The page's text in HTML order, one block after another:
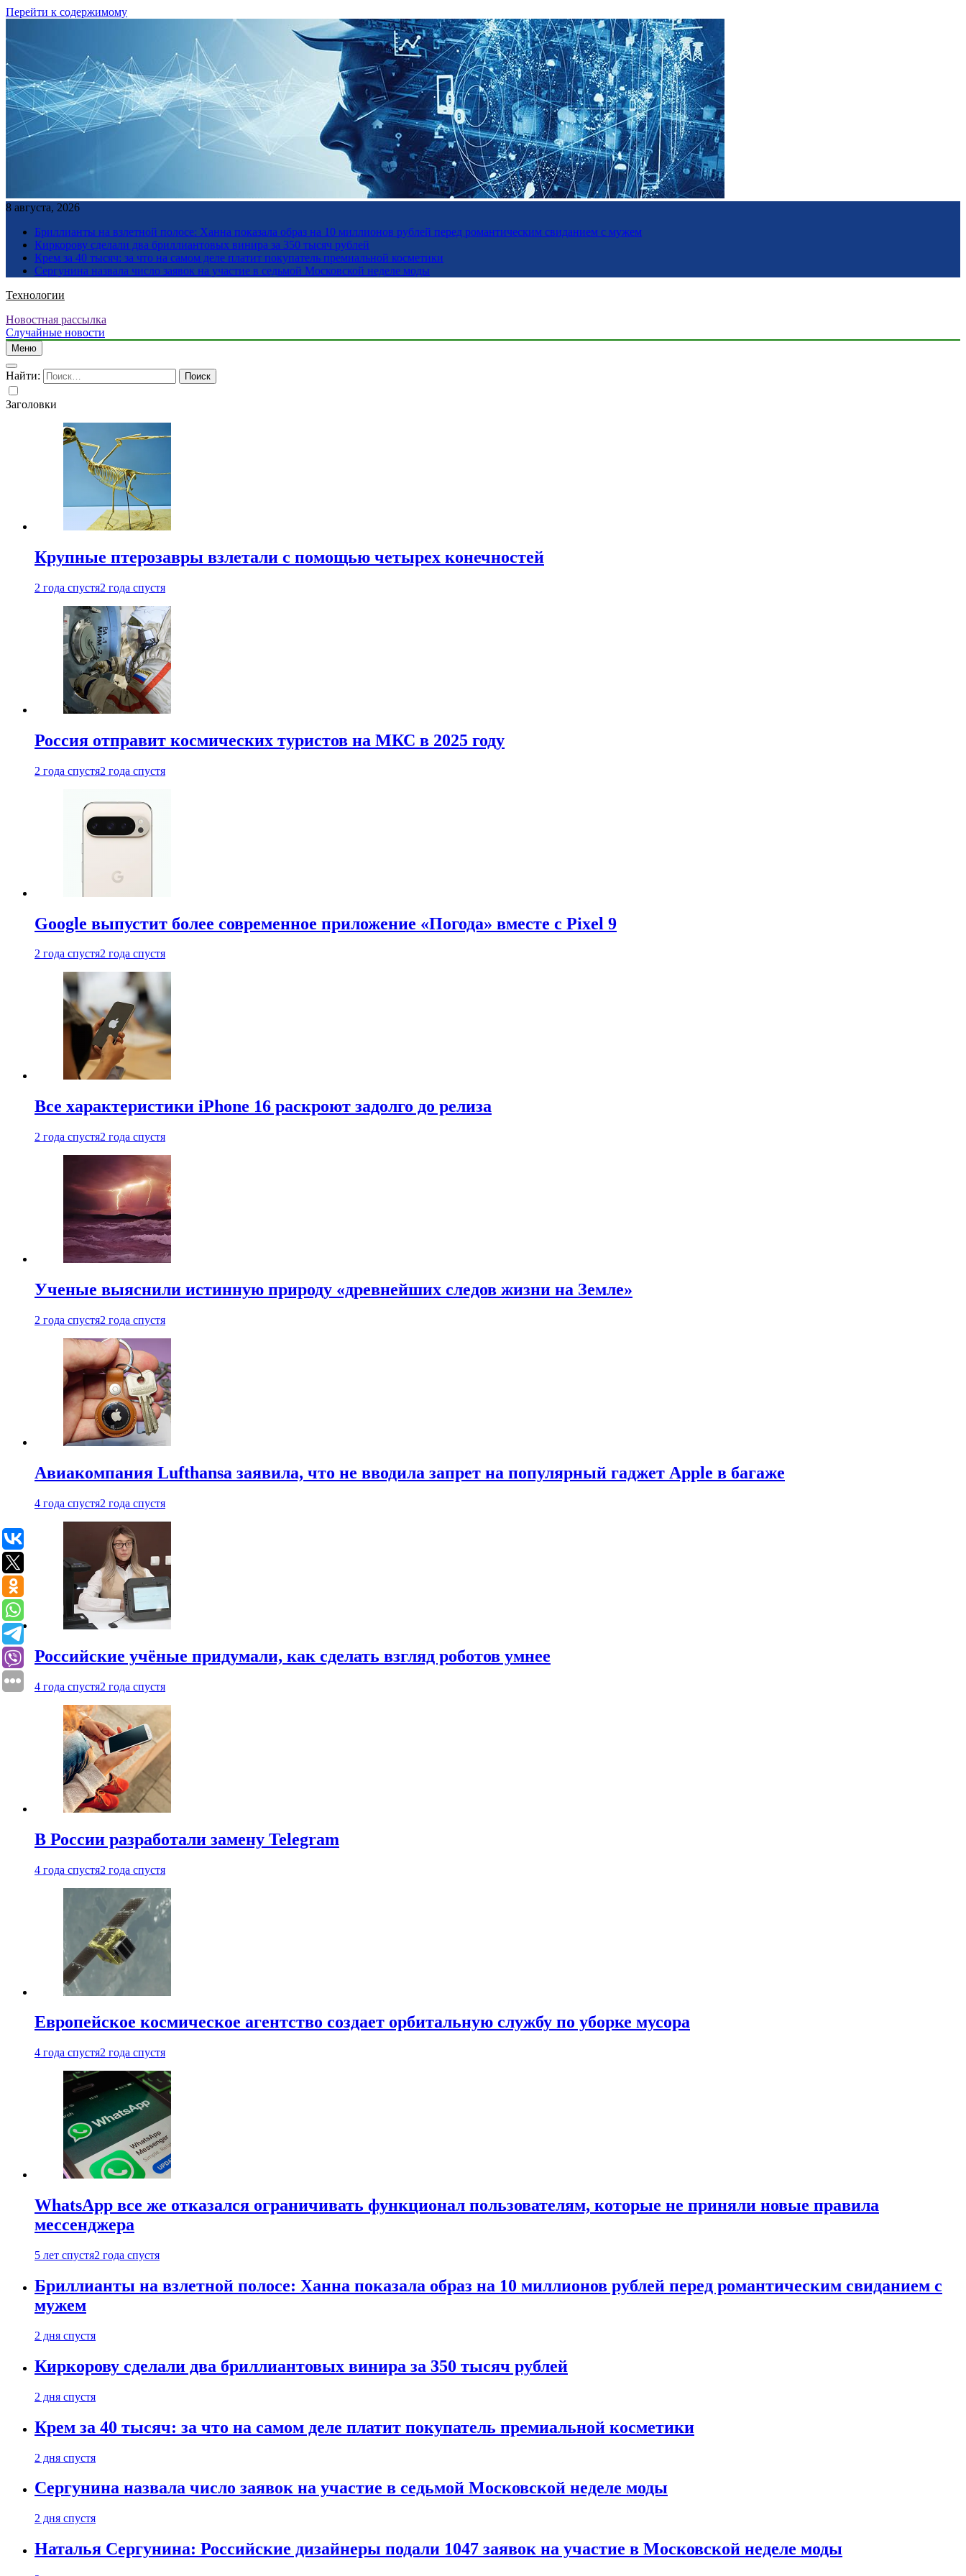
Перейти к содержимому
8 августа, 2026
Бриллианты на взлетной полосе: Ханна показала образ на 10 миллионов рублей перед романтическим свиданием с мужем
Киркорову сделали два бриллиантовых винира за 350 тысяч рублей
Крем за 40 тысяч: за что на самом деле платит покупатель премиальной косметики
Сергунина назвала число заявок на участие в седьмой Московской неделе моды
Технологии
Новостная рассылка
Случайные новости
Меню
Найти:
Заголовки
Крупные птерозавры взлетали с помощью четырех конечностей
2 года спустя2 года спустя
Россия отправит космических туристов на МКС в 2025 году
2 года спустя2 года спустя
Google выпустит более современное приложение «Погода» вместе с Pixel 9
2 года спустя2 года спустя
Все характеристики iPhone 16 раскроют задолго до релиза
2 года спустя2 года спустя
Ученые выяснили истинную природу «древнейших следов жизни на Земле»
2 года спустя2 года спустя
Авиакомпания Lufthansa заявила, что не вводила запрет на популярный гаджет Apple в багаже
4 года спустя2 года спустя
Российские учёные придумали, как сделать взгляд роботов умнее
4 года спустя2 года спустя
В России разработали замену Telegram
4 года спустя2 года спустя
Европейское космическое агентство создает орбитальную службу по уборке мусора
4 года спустя2 года спустя
WhatsApp все же отказался ограничивать функционал пользователям, которые не приняли новые правила
мессенджера
5 лет спустя2 года спустя
Бриллианты на взлетной полосе: Ханна показала образ на 10 миллионов рублей перед романтическим свиданием с
мужем
2 дня спустя
Киркорову сделали два бриллиантовых винира за 350 тысяч рублей
2 дня спустя
Крем за 40 тысяч: за что на самом деле платит покупатель премиальной косметики
2 дня спустя
Сергунина назвала число заявок на участие в седьмой Московской неделе моды
2 дня спустя
Наталья Сергунина: Российские дизайнеры подали 1047 заявок на участие в Московской неделе моды